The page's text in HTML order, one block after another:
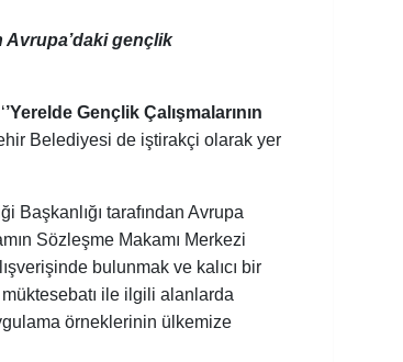
Avrupa’daki gençlik
’Yerelde Gençlik Çalışmalarının
Belediyesi de iştirakçi olarak yer
Başkanlığı tarafından Avrupa
Sözleşme Makamı Merkezi
bulunmak ve kalıcı bir
ile ilgili alanlarda
örneklerinin ülkemize